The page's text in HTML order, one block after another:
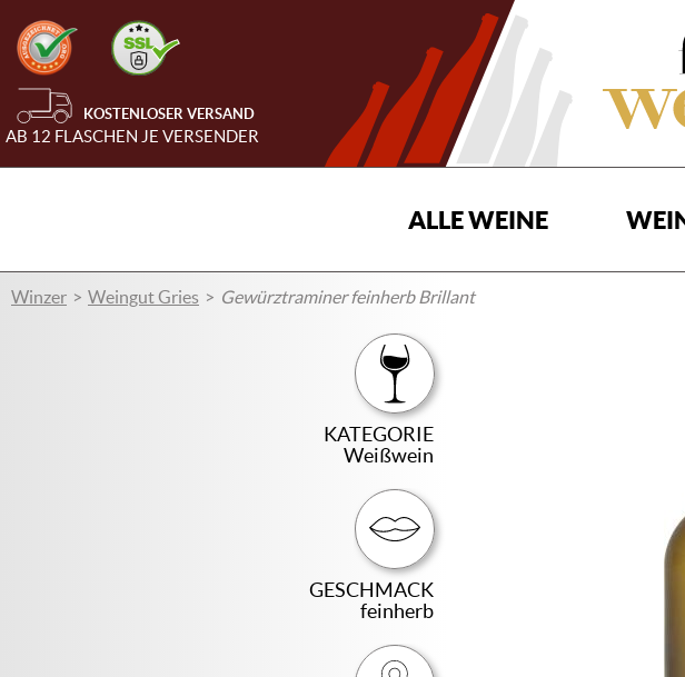
KOSTENLOSER VERSAND
AB 12 FLASCHEN JE VERSENDER
ALLE WEINE
Winzer Weingut Gries Gewürztraminer feinherb Brillant
KATEGORIE
Weißwein
GESCHMACK
feinherb